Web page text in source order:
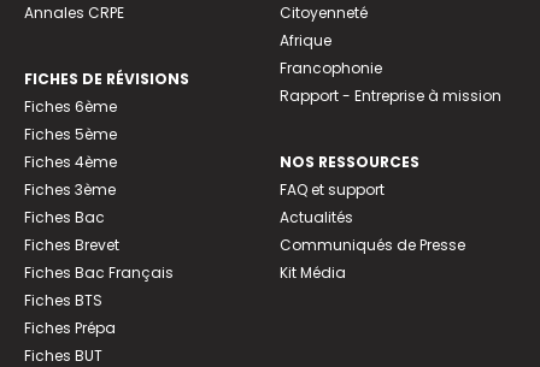
Annales CRPE
FICHES DE RÉVISIONS
Fiches 6ème
Fiches 5ème
Fiches 4ème
Fiches 3ème
Fiches Bac
Fiches Brevet
Fiches Bac Français
Fiches BTS
Fiches Prépa
Fiches BUT
Citoyenneté
Afrique
Francophonie
Rapport - Entreprise à mission
NOS RESSOURCES
FAQ et support
Actualités
Communiqués de Presse
Kit Média